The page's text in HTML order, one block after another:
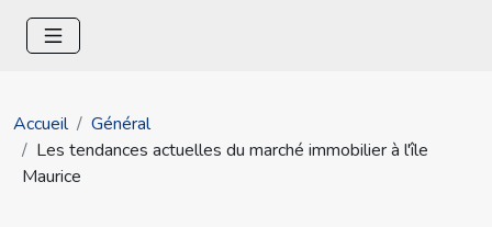
Accueil
Général
Les tendances actuelles du marché immobilier à l'île
Maurice